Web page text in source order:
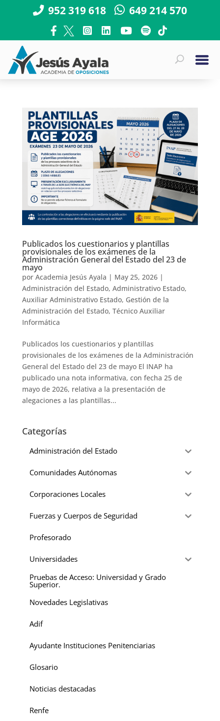
952 319 618 649 214 570
Publicados los cuestionarios y plantillas
provisionales de los exámenes de la
Administración General del Estado del 23 de
mayo
por Academia Jesús Ayala | May 25, 2026|
Administración del Estado, Administrativo Estado,
Auxiliar Administrativo Estado, Gestión de la
Administración del Estado, Técnico Auxiliar
Informática
Publicados los cuestionarios y plantillas
provisionales de los exámenes de la Administración
General del Estado del 23 de mayo El INAP ha
publicado una nota informativa, con fecha 25 de
mayo de 2026, relativa a la presentación de
alegaciones a las plantillas...
Categorías
Administración del Estado
Comunidades Autónomas
Corporaciones Locales
Fuerzas y Cuerpos de Seguridad
Profesorado
Universidades
Pruebas de Acceso: Universidad y Grado
Superior.
Novedades Legislativas
Adif
Ayudante Instituciones Penitenciarias
Glosario
Noticias destacadas
Renfe